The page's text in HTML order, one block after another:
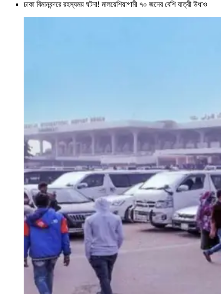
ঢাকা বিমানবন্দরে রহস্যময় ঘটনা! মালয়েশিয়াগামী ৭০ জনের বেশি যাত্রী উধাও